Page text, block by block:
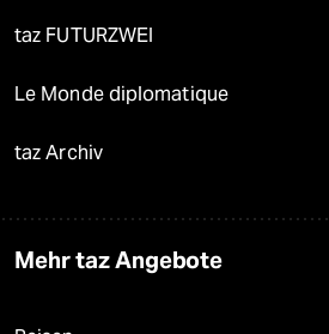
taz FUTURZWEI
Le Monde diplomatique
taz Archiv
Mehr taz Angebote